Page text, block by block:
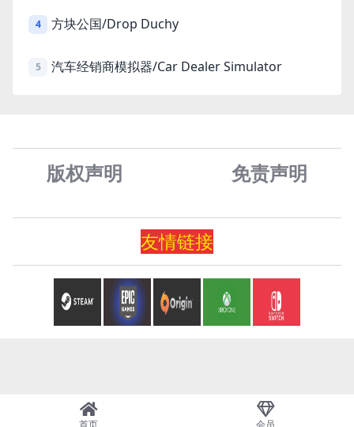
4 方块公国/Drop Duchy
5 汽车经销商模拟器/Car Dealer Simulator
版权声明 免责声明
友情链接
首页 会员